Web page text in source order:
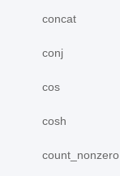
concat
conj
cos
cosh
count_nonzero